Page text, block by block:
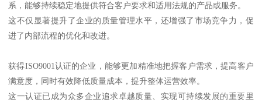
系，能够持续稳定地提供符合客户要求和适用法规的产品或服务。
这不仅显著提升了企业的质量管理水平，还增强了市场竞争力，促
进了内部流程的优化和改进。
获得ISO9001认证的企业，能够更加精准地把握客户需求，提高客户
满意度，同时有效降低质量成本，提升整体运营效率。
这一认证已成为众多企业追求卓越质量、实现可持续发展的重要里